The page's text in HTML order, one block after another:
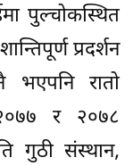
पुल्चोकस्थित
प्रदर्शन
रातो
२०७७ र २०७८
गुठी संस्थान,